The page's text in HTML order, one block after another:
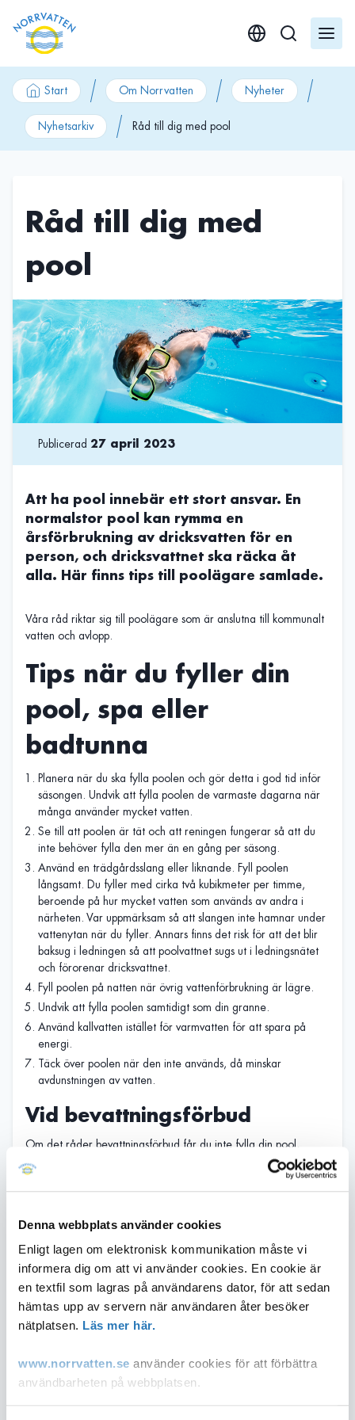
Denna webbplats använder cookies
Enligt lagen om elektronisk kommunikation måste vi
informera dig om att vi använder cookies. En cookie är
en textfil som lagras på användarens dator, för att sedan
hämtas upp av servern när användaren åter besöker
nätplatsen. Läs mer här.
www.norrvatten.se använder cookies för att förbättra
användbarheten på webbplatsen.
Start Om Norrvatten Nyheter
Nyhetsarkiv Råd till dig med pool
Råd till dig med
pool
Publicerad 27 april 2023
Att ha pool innebär ett stort ansvar. En
normalstor pool kan rymma en
årsförbrukning av dricksvatten för en
person, och dricksvattnet ska räcka åt
alla. Här finns tips till poolägare samlade.
Våra råd riktar sig till poolägare som är anslutna till kommunalt
vatten och avlopp.
Tips när du fyller din
pool, spa eller
badtunna
Planera när du ska fylla poolen och gör detta i god tid inför
säsongen. Undvik att fylla poolen de varmaste dagarna när
många använder mycket vatten.
Se till att poolen är tät och att reningen fungerar så att du
inte behöver fylla den mer än en gång per säsong.
Använd en trädgårdsslang eller liknande. Fyll poolen
långsamt. Du fyller med cirka två kubikmeter per timme,
beroende på hur mycket vatten som används av andra i
närheten. Var uppmärksam så att slangen inte hamnar under
vattenytan när du fyller. Annars finns det risk för att det blir
baksug i ledningen så att poolvattnet sugs ut i ledningsnätet
och förorenar dricksvattnet.
Fyll poolen på natten när övrig vattenförbrukning är lägre.
Undvik att fylla poolen samtidigt som din granne.
Använd kallvatten istället för varmvatten för att spara på
energi.
Täck över poolen när den inte används, då minskar
avdunstningen av vatten.
Vid bevattningsförbud
Om det råder bevattningsförbud får du inte fylla din pool,
Tips när du tömmer din
pool, spa eller
badtunna
Innan tömning är det viktigt att vattnet avkloreras om klor
har använts som desinfektionsmedel. Avkloreringsmedel
kan tanken användas vid avklorering. Alternativt kan vattnet
avkloreras genom att vattnet får stå i